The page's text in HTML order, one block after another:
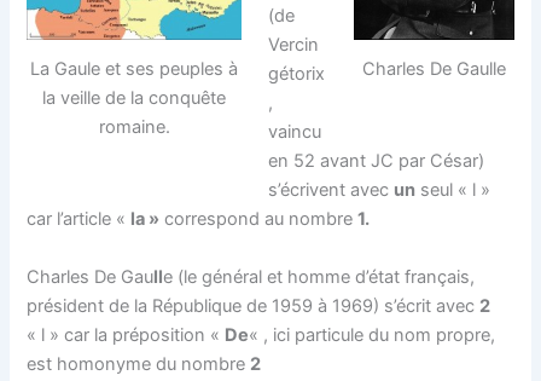
La Gaule et ses peuples à
la veille de la conquête
romaine.
Charles De Gaulle
(de
Vercin
gétorix
,
vaincu
en 52 avant JC par César)
s’écrivent avec un seul « l »
car l’article « la » correspond au nombre1.
Charles De Gaulle (le général et homme d’état français,
président de la République de 1959 à 1969) s’écrit avec 2
« l » car la préposition « De« , ici particule du nom propre,
est homonyme du nombre 2